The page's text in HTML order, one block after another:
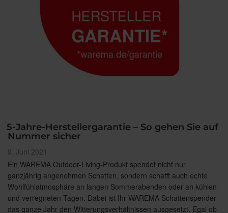
5-Jahre-Herstellergarantie – So gehen Sie auf
Nummer sicher
Veröffentlicht
am
9. Juni 2021
Ein WAREMA Outdoor-Living-Produkt spendet nicht nur
ganzjährig angenehmen Schatten, sondern schafft auch echte
Wohlfühlatmosphäre an langen Sommerabenden oder an kühlen
und verregneten Tagen. Dabei ist Ihr WAREMA Schattenspender
das ganze Jahr den Witterungsverhältnissen ausgesetzt. Egal ob